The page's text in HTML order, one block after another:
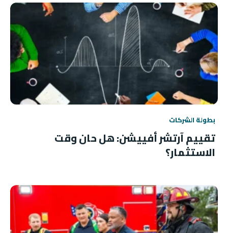
بطولة الشركات
تقييم آرتشر أفييشن: هل حان وقت
الاستثمار؟